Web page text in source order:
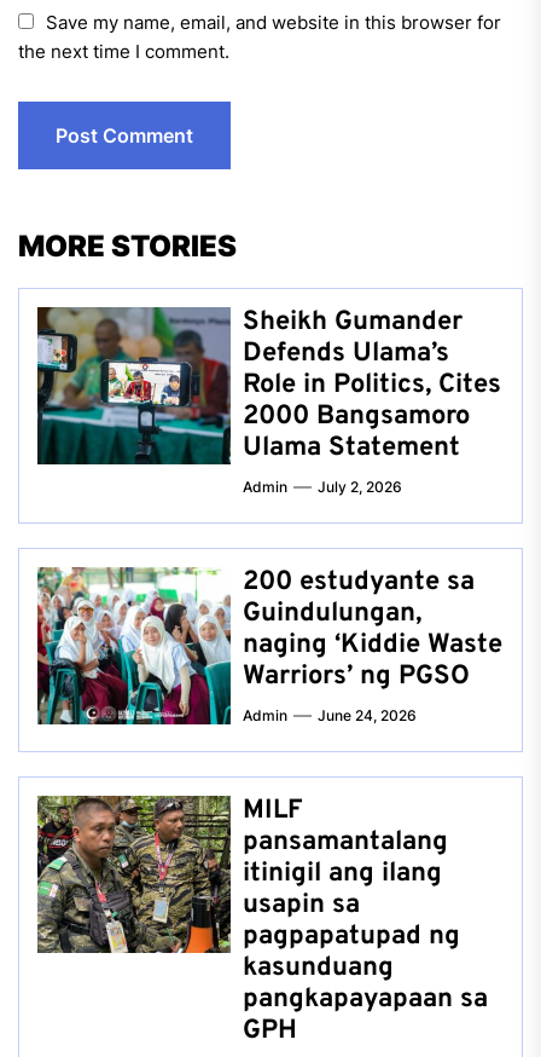
Save my name, email, and website in this browser for
the next time I comment.
MORE STORIES
Sheikh Gumander
Defends Ulama’s
Role in Politics, Cites
2000 Bangsamoro
Ulama Statement
Admin July 2, 2026
200 estudyante sa
Guindulungan,
naging ‘Kiddie Waste
Warriors’ ng PGSO
Admin June 24, 2026
MILF
pansamantalang
itinigil ang ilang
usapin sa
pagpapatupad ng
kasunduang
pangkapayapaan sa
GPH